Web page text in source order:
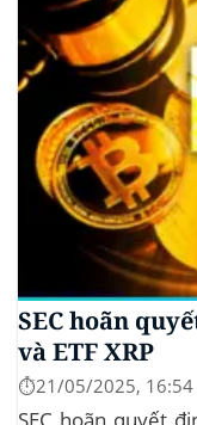
SEC hoãn
và ETF XRP
⏱️21/05/2025, 16:54